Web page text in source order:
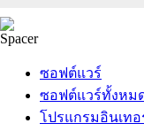
ซอฟต์แวร์
ซอฟต์แวร์ทั้งหม
โปรแกรมอินเทอ